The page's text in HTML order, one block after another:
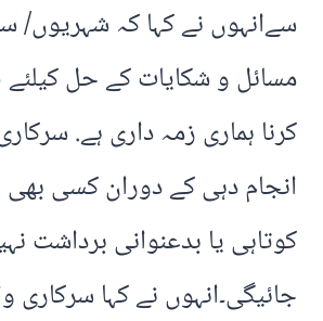
سےانہوں نے کہا کہ شہریوں/
مسائل و شکایات کے حل کیلئے
کرنا ہماری زمہ داری ہے.
انجام دہی کے دوران کسی
کوتاہی یا بدعنوانی برداشت
جائیگی۔انہوں نے کہا سرکاری